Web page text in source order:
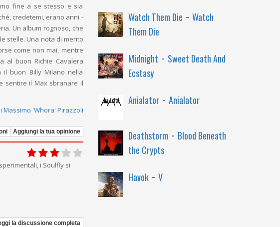
fine a se stesso e sia
credetemi, erano anni -
Un album rognoso, che
stelle. Una nota di merito
come non mai, mentre
al buon Richie Cavalera
il buon Billy Milano nella
sentire il Max sbranare il
Massimo 'Whora' Pirazzoli
Aggiungi la tua opinione
i Soulfly si
la discussione completa
Watch Them Die - Watch
Them Die
Midnight - Sweet Death And
Ecstasy
Anialator- Anialator
Deathstorm - Blood Beneath
the Crypts
Havok- V